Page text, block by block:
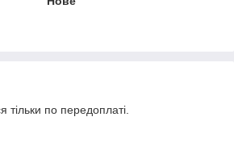
тільки по передоплаті.